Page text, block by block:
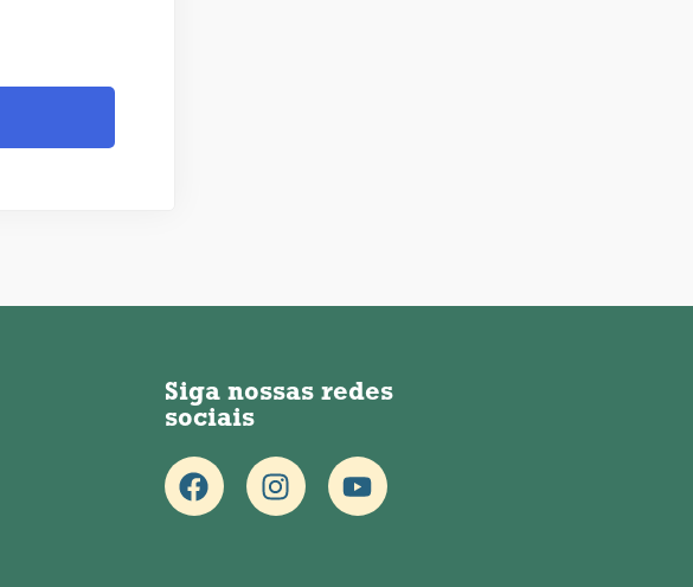
Siga nossas redes
sociais